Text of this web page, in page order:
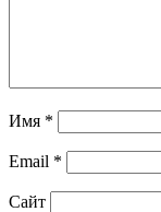
Имя *
Email *
Сайт